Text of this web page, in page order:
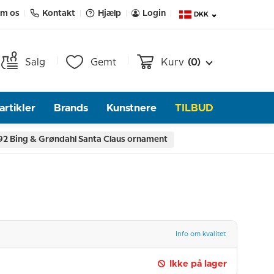
os Kontakt Hjælp Login DKK
Salg Gemt Kurv (0)
Brands Kunstnere TILBUD
Bing & Grøndahl Santa Claus ornament
Info om kvalitet
Ikke på lager